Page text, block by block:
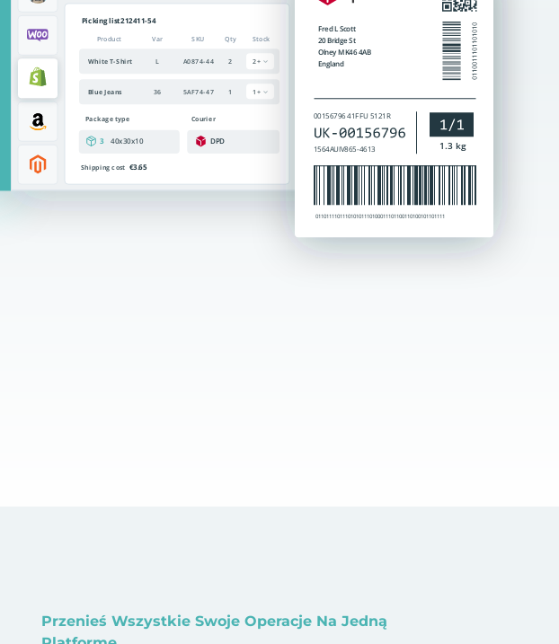
Przenieś Wszystkie Swoje Operacje Na Jedną